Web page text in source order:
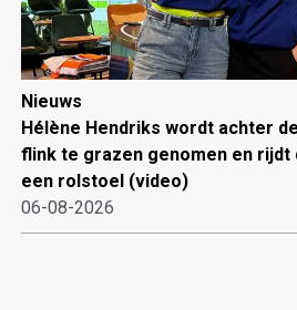
Nieuws
Hélène Hendriks wordt achter
flink te grazen genomen en rijdt
een rolstoel (video)
06-08-2026